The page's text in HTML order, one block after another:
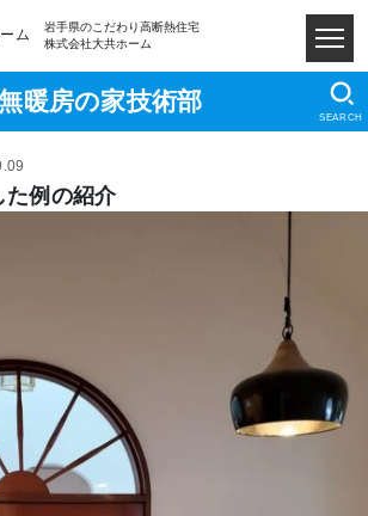
ム
岩手県のこだわり高断熱住宅
株式会社大共ホーム
暖房の家技術部
SEARCH
た例の紹介